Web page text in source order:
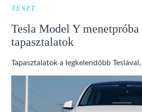
TESZT
Tesla Model Y
tapasztalatok
Tapasztalatok a legkelendőbb